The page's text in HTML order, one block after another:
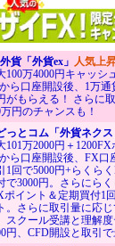
貨「外貨ex」 人気上
100万4000円キャッシ
ら口座開設後、1万通
がもらえる！ さらに
円のチャンスも！
っとコム「外貨ネクス
101万2000円＋
ら口座開設後、FX口
1回で5000円+らくら
で3000円。さらにら
ポイント＆定期買付1
。さらに取引量に応
スクール受講と理解
円、CFD開設と取引で